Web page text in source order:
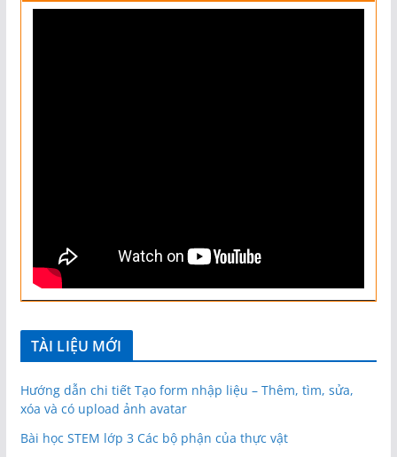
TÀI LIỆU MỚI
Hướng dẫn chi tiết Tạo form nhập liệu – Thêm, tìm, sửa,
xóa và có upload ảnh avatar
Bài học STEM lớp 3 Các bộ phận của thực vật